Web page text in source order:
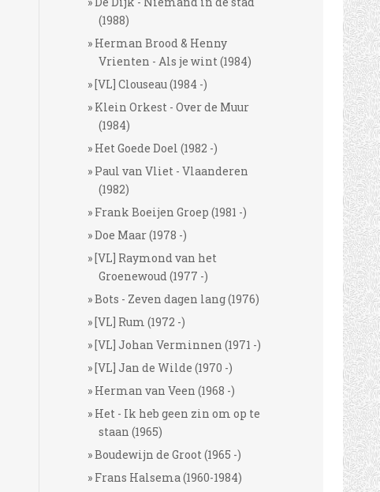
(1988)
Herman Brood & Henny
Vrienten - Als je wint (1984)
[VL] Clouseau (1984 -)
Klein Orkest - Over de Muur
(1984)
Het Goede Doel (1982 -)
Paul van Vliet - Vlaanderen
(1982)
Frank Boeijen Groep (1981 -)
Doe Maar (1978 -)
[VL] Raymond van het
Groenewoud (1977 -)
Bots - Zeven dagen lang (1976)
[VL] Rum (1972 -)
[VL] Johan Verminnen (1971 -)
[VL] Jan de Wilde (1970 -)
Herman van Veen (1968 -)
Het - Ik heb geen zin om op te
staan (1965)
Boudewijn de Groot (1965 -)
Frans Halsema (1960-1984)